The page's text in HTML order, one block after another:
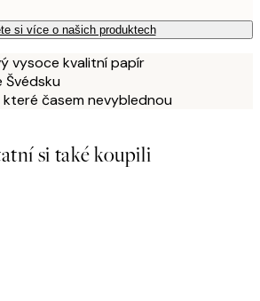
si více o našich produktech
vysoce kvalitní papír
Švédsku
které časem nevyblednou
si také koupili